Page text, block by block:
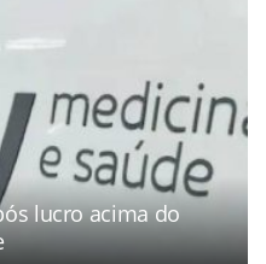
lucro acima do